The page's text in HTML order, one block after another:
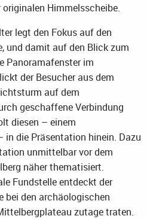
Himmelsscheibe.
legt den Fokus auf den
und damit auf den Blick zum
Panoramafenster im
der Besucher aus dem
auf dem
geschaffene Verbindung
diesen – einem
die Präsentation hinein. Dazu
unmittelbar vor dem
näher thematisiert.
Fundstelle entdeckt der
bei den archäologischen
zutage traten.